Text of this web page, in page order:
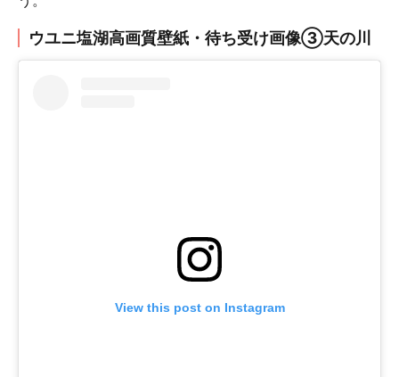
ウユニ塩湖高画質壁紙・待ち受け画像③天の川
View this post on Instagram